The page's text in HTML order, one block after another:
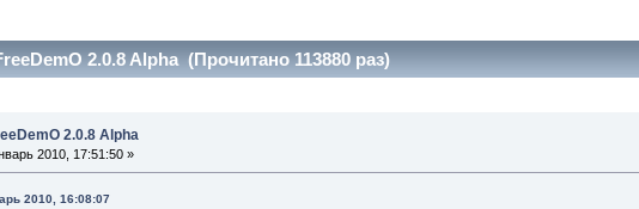
2.0.8 Alpha (Прочитано 113880 раз)
2.0.8 Alpha
2010, 17:51:50 »
2010, 16:08:07